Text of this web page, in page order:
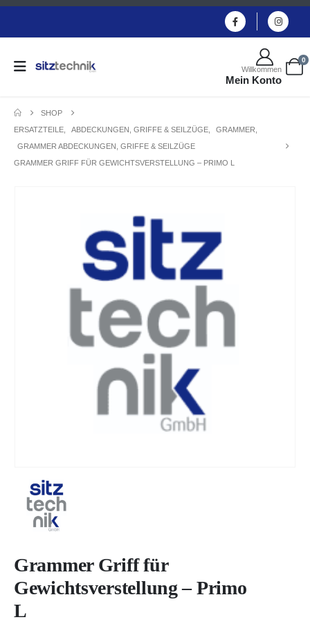
Willkommen
Mein Konto
0
SHOP
ERSATZTEILE
ABDECKUNGEN, GRIFFE & SEILZÜGE GRAMMER
GRAMMER ABDECKUNGEN, GRIFFE & SEILZÜGE
GRAMMER GRIFF FÜR GEWICHTSVERSTELLUNG – PRIMO L
Grammer Griff für
Gewichtsverstellung – Primo
L